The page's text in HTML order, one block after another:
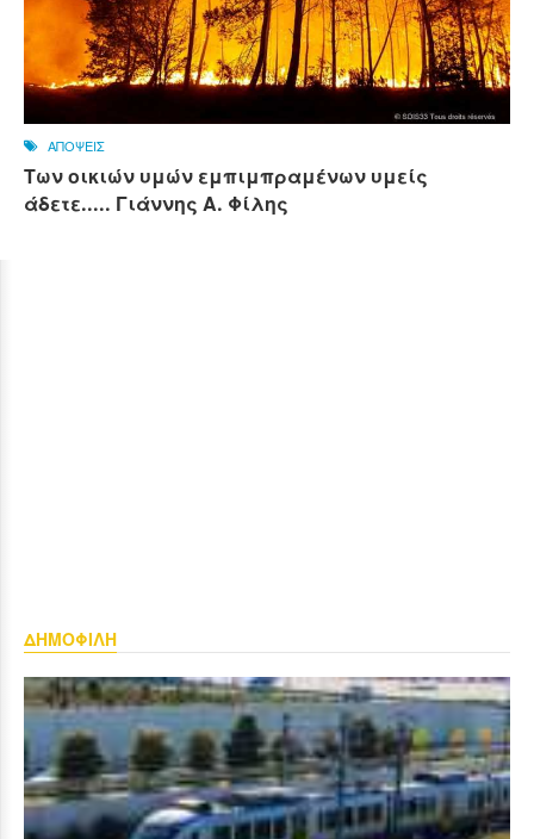
ΑΠΟΨΕΙΣ
Των οικιών υμών εμπιμπραμένων υμείς
άδετε..... Γιάννης Α. Φίλης
ΔΗΜΟΦΙΛΗ